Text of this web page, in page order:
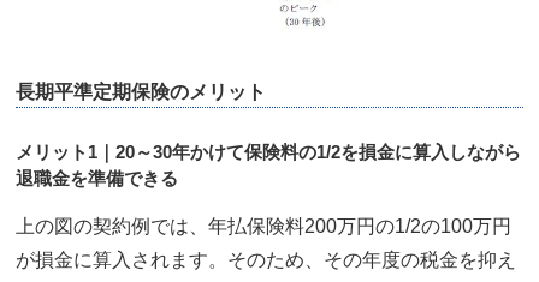
長期平準定期保険のメリット
メリット1｜20～30年かけて保険料の1/2を損金に算入しながら
退職金を準備できる
上の図の契約例では、年払保険料200万円の1/2の100万円
が損金に算入されます。そのため、その年度の税金を抑え